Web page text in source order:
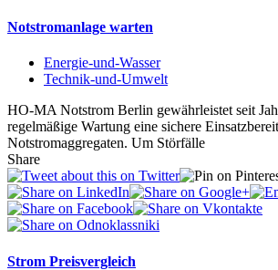
Notstromanlage warten
Energie-und-Wasser
Technik-und-Umwelt
HO-MA Notstrom Berlin gewährleistet seit
regelmäßige Wartung eine sichere
Notstromaggregaten. Um Störfälle
Share
Strom Preisvergleich